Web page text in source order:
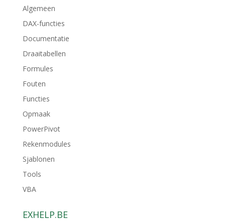
Algemeen
DAX-functies
Documentatie
Draaitabellen
Formules
Fouten
Functies
Opmaak
PowerPivot
Rekenmodules
Sjablonen
Tools
VBA
EXHELP.BE